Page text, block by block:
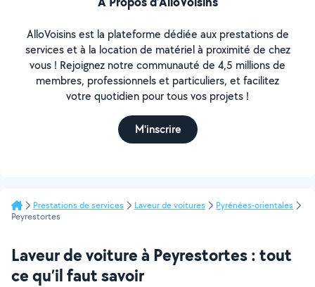
AlloVoisins est la plateforme dédiée aux prestations de
services et à la location de matériel à proximité de chez
vous ! Rejoignez notre communauté de 4,5 millions de
membres, professionnels et particuliers, et facilitez
votre quotidien pour tous vos projets !
M'inscrire
Prestations de services Laveur de voitures
Pyrénées-orientales
Peyrestortes
Laveur de voiture à Peyrestortes : tout
ce qu’il faut savoir